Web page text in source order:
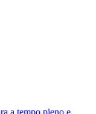
a tempo pieno e